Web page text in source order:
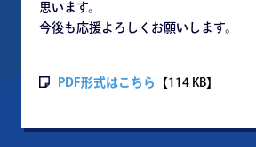
思います。
今後も応援よろしくお願いします。
PDF形式はこちら 【114 KB】